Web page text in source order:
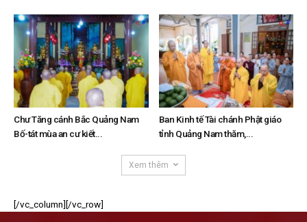
Chư Tăng cánh Bắc Quảng Nam
Bố-tát mùa an cư kiết...
Ban Kinh tế Tài chánh Phật giáo
tỉnh Quảng Nam thăm,...
Xem thêm
[/vc_column][/vc_row]